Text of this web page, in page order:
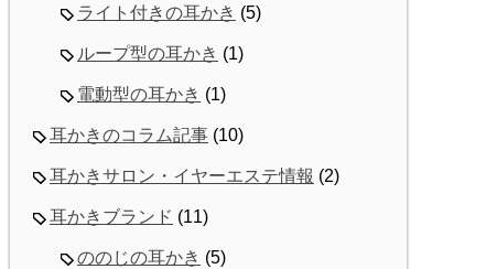
ライト付きの耳かき (5)
ループ型の耳かき (1)
電動型の耳かき (1)
耳かきのコラム記事 (10)
耳かきサロン・イヤーエステ情報 (2)
耳かきブランド (11)
ののじの耳かき (5)